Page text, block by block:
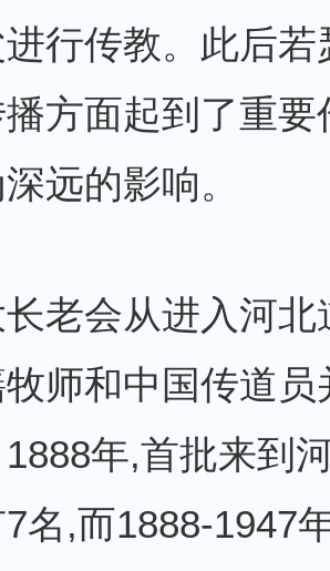
行传教。此后
方面起到了重要
远的影响。
老会从进入河北
师和中国传道
年,首批来到
名,而1888-1947